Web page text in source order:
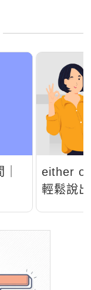
either
輕鬆說